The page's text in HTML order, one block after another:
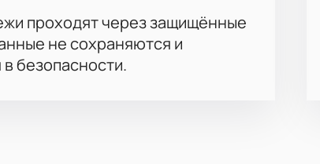
проходят через защищённые
не сохраняются и
безопасности.